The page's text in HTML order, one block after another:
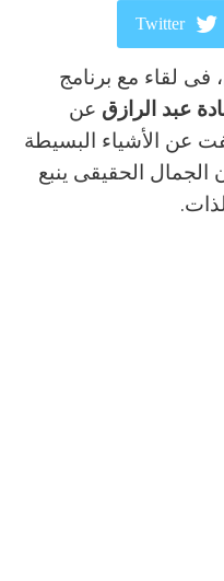
Twitter
ReddIt
، فى لقاء مع برنامج
عبد الرازق عن
عن الأشياء البسيطة
الجمال الحقيقى ينبع